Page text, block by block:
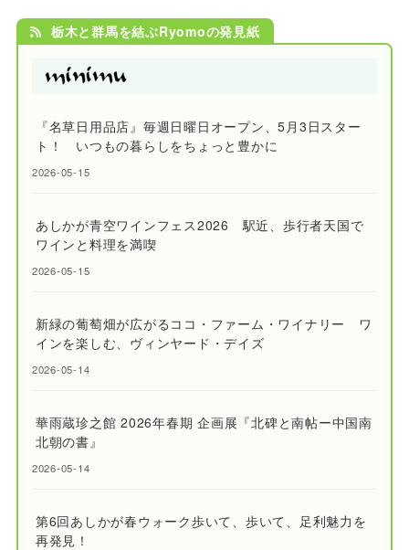
栃木と群馬を結ぶRyomoの発見紙
『名草日用品店』毎週日曜日オープン、5月3日スター
ト！ いつもの暮らしをちょっと豊かに
2026-05-15
あしかが青空ワインフェス2026 駅近、歩行者天国で
ワインと料理を満喫
2026-05-15
新緑の葡萄畑が広がるココ・ファーム・ワイナリー ワ
インを楽しむ、ヴィンヤード・デイズ
2026-05-14
華雨蔵珍之館 2026年春期 企画展『北碑と南帖ー中国南
北朝の書』
2026-05-14
第6回あしかが春ウォーク歩いて、歩いて、足利魅力を
再発見！